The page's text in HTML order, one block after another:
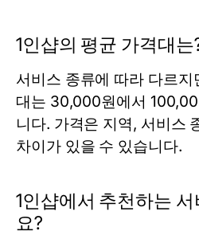
1인샵의 평균 가격대는
서비스 종류에 따라 다르지
대는 30,000원에서
니다. 가격은 지역, 서비스
차이가 있을 수 있습니다.
1인샵에서 추천하는
요?